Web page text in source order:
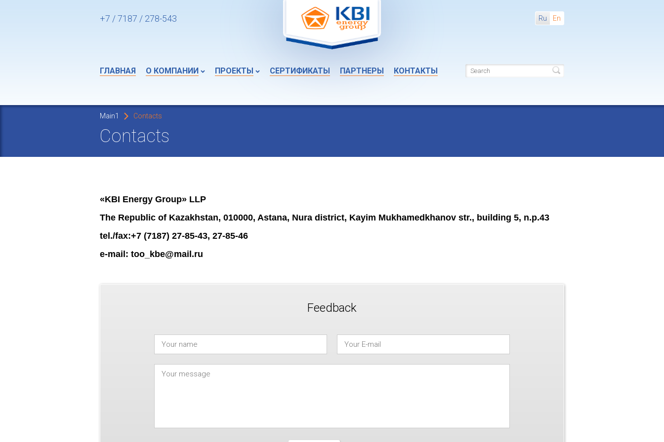
+7 / 7187 / 278-543 Ru En
ГЛАВНАЯ О КОМПАНИИ ПРОЕКТЫ СЕРТИФИКАТЫ ПАРТНЕРЫ КОНТАКТЫ
Main1 Contacts
Contacts
«KBI Energy Group» LLP
The Republic of Kazakhstan, 010000, Astana, Nura district, Kayim Mukhamedkhanov str., building 5, n.p.43
tel./fax:+7 (7187) 27-85-43, 27-85-46
e-mail: too_kbe@mail.ru
Feedback